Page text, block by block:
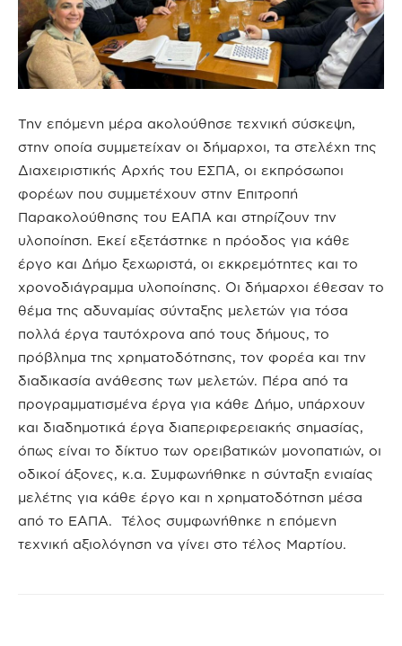
Την επόμενη μέρα ακολούθησε τεχνική σύσκεψη,
στην οποία συμμετείχαν οι δήμαρχοι, τα στελέχη της
Διαχειριστικής Αρχής του ΕΣΠΑ, οι εκπρόσωποι
φορέων που συμμετέχουν στην Επιτροπή
Παρακολούθησης του ΕΑΠΑ και στηρίζουν την
υλοποίηση. Εκεί εξετάστηκε η πρόοδος για κάθε
έργο και Δήμο ξεχωριστά, οι εκκρεμότητες και το
χρονοδιάγραμμα υλοποίησης. Οι δήμαρχοι έθεσαν το
θέμα της αδυναμίας σύνταξης μελετών για τόσα
πολλά έργα ταυτόχρονα από τους δήμους, το
πρόβλημα της χρηματοδότησης, τον φορέα και την
διαδικασία ανάθεσης των μελετών. Πέρα από τα
προγραμματισμένα έργα για κάθε Δήμο, υπάρχουν
και διαδημοτικά έργα διαπεριφερειακής σημασίας,
όπως είναι το δίκτυο των ορειβατικών μονοπατιών, οι
οδικοί άξονες, κ.α. Συμφωνήθηκε η σύνταξη ενιαίας
μελέτης για κάθε έργο και η χρηματοδότηση μέσα
από το ΕΑΠΑ. Τέλος συμφωνήθηκε η επόμενη
τεχνική αξιολόγηση να γίνει στο τέλος Μαρτίου.